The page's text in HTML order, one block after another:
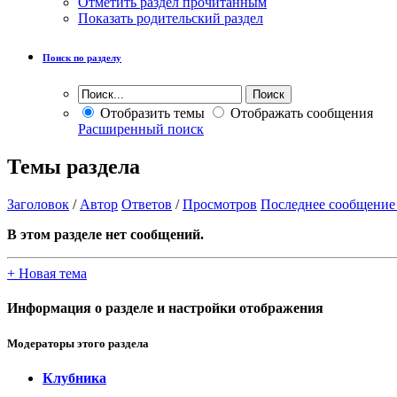
Показать родительский раздел
Поиск по разделу
Отобразить темы
Отображать сообщения
Расширенный поиск
Темы раздела
Заголовок / Автор Ответов /Просмотров Последнее сообщение
В этом разделе нет сообщений.
+ Новая тема
Информация о разделе и настройки отображения
Модераторы этого раздела
Клубника